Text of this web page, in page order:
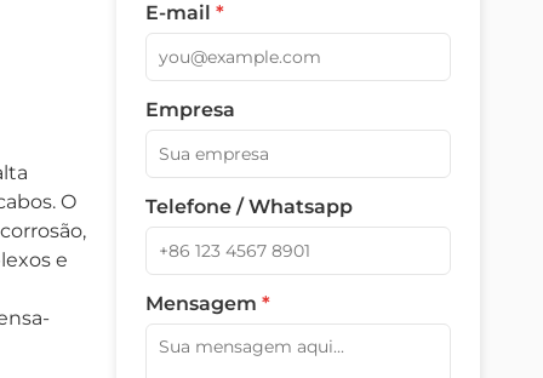
O
e
E-mail *
Empresa
Telefone / Whatsapp
Mensagem *